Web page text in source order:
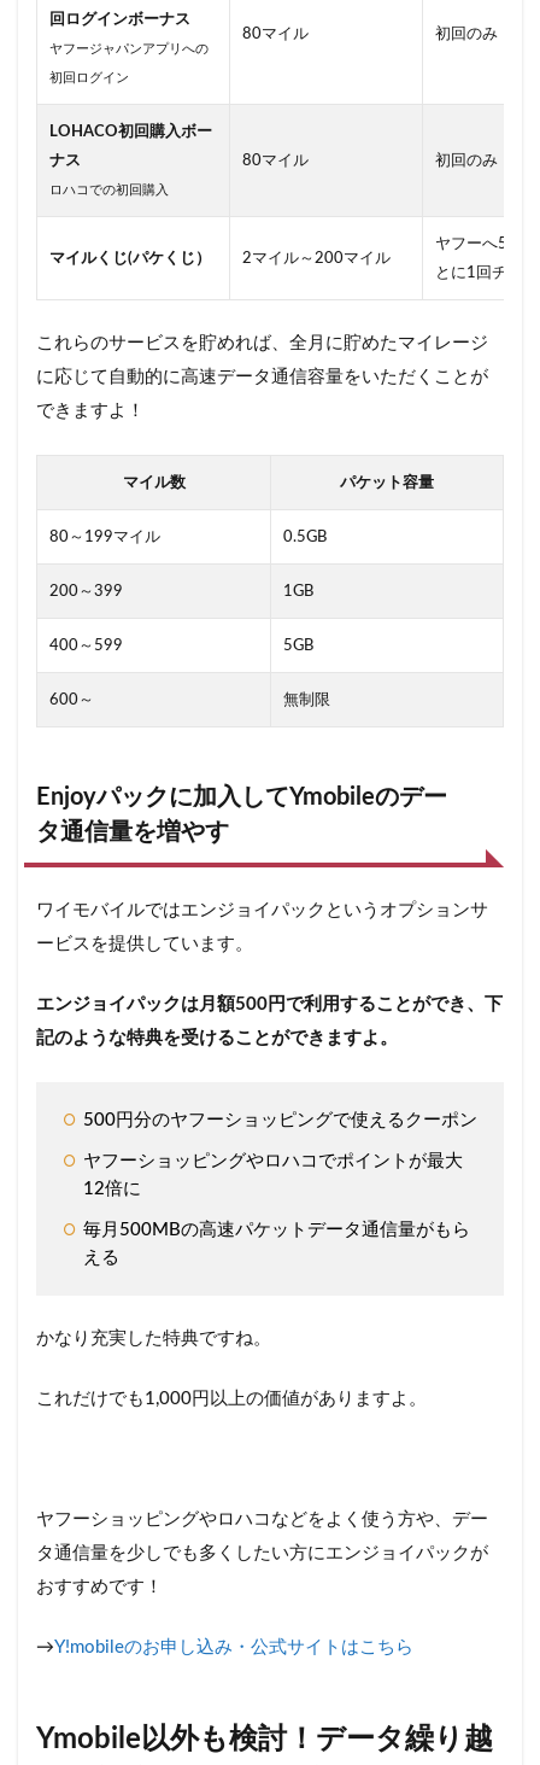
回ログインボーナス
ヤフージャパンアプリへの
初回ログイン
80マイル 初回のみ
LOHACO初回購入ボー
ナス
ロハコでの初回購入
80マイル 初回のみ
マイルくじ(パケくじ） 2マイル～200マイル
ヤフーへ5日
とに1回チャ
これらのサービスを貯めれば、全月に貯めたマイレージ
に応じて自動的に高速データ通信容量をいただくことが
できますよ！
マイル数 パケット容量
80～199マイル 0.5GB
200～399 1GB
400～599 5GB
600～ 無制限
Enjoyパックに加入してYmobileのデー
タ通信量を増やす
ワイモバイルではエンジョイパックというオプションサ
ービスを提供しています。
エンジョイパックは月額500円で利用することができ、下
記のような特典を受けることができますよ。
500円分のヤフーショッピングで使えるクーポン
ヤフーショッピングやロハコでポイントが最大
12倍に
毎月500MBの高速パケットデータ通信量がもら
える
かなり充実した特典ですね。
これだけでも1,000円以上の価値がありますよ。
ヤフーショッピングやロハコなどをよく使う方や、デー
タ通信量を少しでも多くしたい方にエンジョイパックが
おすすめです！
→Y!mobileのお申し込み・公式サイトはこちら
Ymobile以外も検討！データ繰り越